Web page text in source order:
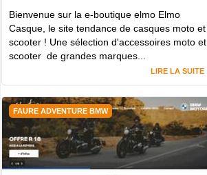
Bienvenue sur la e-boutique elmo Elmo
Casque, le site tendance de casques moto et
scooter ! Une sélection d'accessoires moto et
scooter de grandes marques...
LIRE LA SUITE
FAURE ADVENTURE BMW